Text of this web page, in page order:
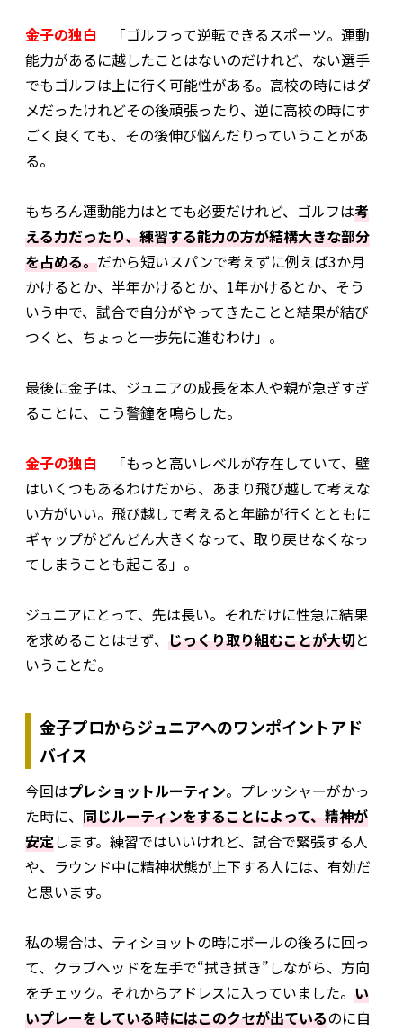
金子の独白 「ゴルフって逆転できるスポーツ。運動
能力があるに越したことはないのだけれど、ない選手
でもゴルフは上に行く可能性がある。高校の時にはダ
メだったけれどその後頑張ったり、逆に高校の時にす
ごく良くても、その後伸び悩んだりっていうことがあ
る。
もちろん運動能力はとても必要だけれど、ゴルフは考
える力だったり、練習する能力の方が結構大きな部分
を占める。だから短いスパンで考えずに例えば3か月
かけるとか、半年かけるとか、1年かけるとか、そう
いう中で、試合で自分がやってきたことと結果が結び
つくと、ちょっと一歩先に進むわけ」。
最後に金子は、ジュニアの成長を本人や親が急ぎすぎ
ることに、こう警鐘を鳴らした。
金子の独白 「もっと高いレベルが存在していて、壁
はいくつもあるわけだから、あまり飛び越して考えな
い方がいい。飛び越して考えると年齢が行くとともに
ギャップがどんどん大きくなって、取り戻せなくなっ
てしまうことも起こる」。
ジュニアにとって、先は長い。それだけに性急に結果
を求めることはせず、 じっくり取り組むことが大切と
いうことだ。
金子プロからジュニアへのワンポイントアド
バイス
今回はプレショットルーティン。プレッシャーがかっ
た時に、 同じルーティンをすることによって、精神が
安定します。練習ではいいけれど、試合で緊張する人
や、ラウンド中に精神状態が上下する人には、有効だ
と思います。
私の場合は、ティショットの時にボールの後ろに回っ
て、クラブヘッドを左手で“拭き拭き”しながら、方向
をチェック。それからアドレスに入っていました。 い
いプレーをしている時にはこのクセが出ているのに自